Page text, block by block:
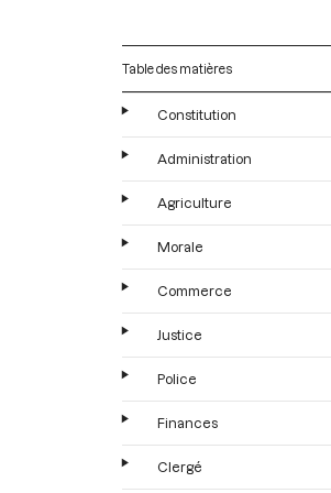
Table des matières
Constitution
Administration
Agriculture
Morale
Commerce
Justice
Police
Finances
Clergé